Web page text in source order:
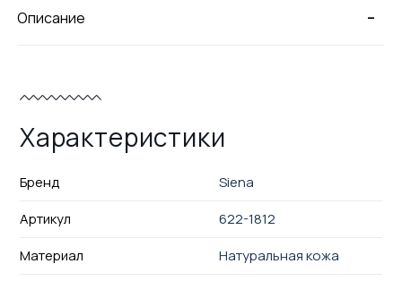
-
Описание
Характеристики
Бренд
Siena
Артикул
622-1812
Материал
Натуральная кожа